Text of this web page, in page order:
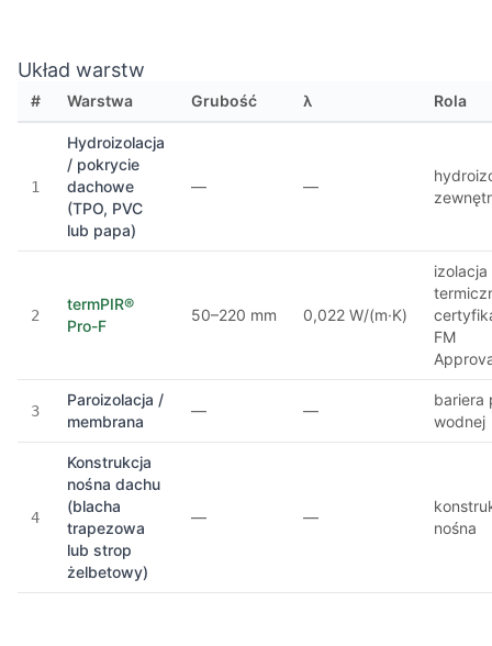
Układ warstw
# Warstwa Grubość λ Rola
1
Hydroizolacja
/ pokrycie
dachowe
(TPO, PVC
lub papa)
— —
2
termPIR®
Pro-F
50–220 mm 0,022 W/(m·K)
izolacja
FM
3
Paroizolacja /
membrana
— —
bariera
wodnej
4
Konstrukcja
nośna dachu
(blacha
trapezowa
lub strop
żelbetowy)
— —
nośna